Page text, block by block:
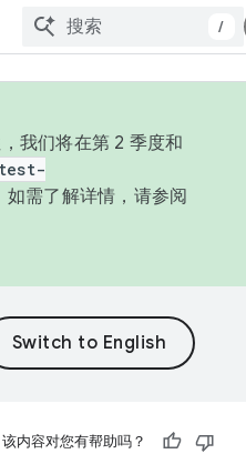
/
我们将在第 2 季度和
需了解详情，请参阅
该内容对您有帮助吗？